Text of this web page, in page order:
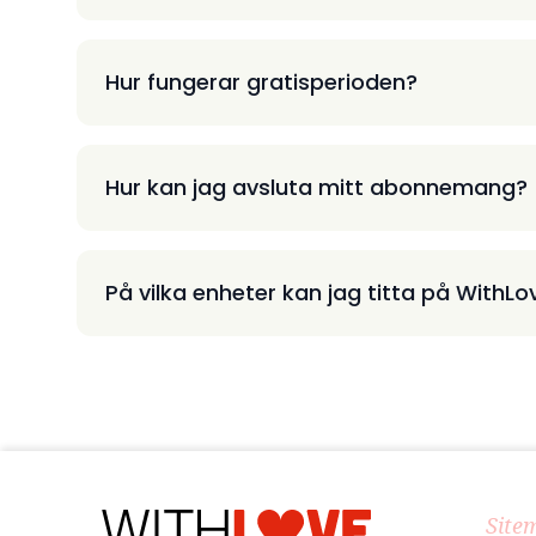
Hur fungerar gratisperioden?
Hur kan jag avsluta mitt abonnemang?
På vilka enheter kan jag titta på